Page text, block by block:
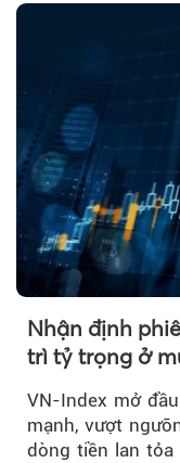
Nhận định
trì tỷ trọng ở
VN-Index mở
mạnh, vượt
dòng tiền lan